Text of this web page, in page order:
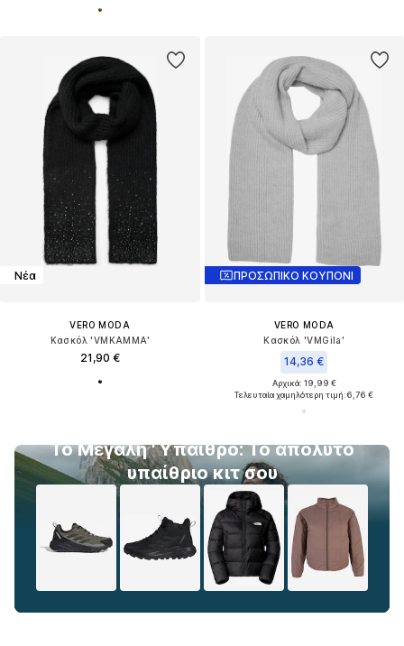
Νέα
VERO MODA
Κασκόλ 'VMKAMMA'
21,90 €
To Μεγάλη 'Ύπαιθρο: Το απόλυτο
υπαίθριο κιτ σου
ΠΡΟΣΩΠΙΚΟ ΚΟΥΠΟΝΙ
VERO MODA
Κασκόλ 'VMGila'
14,36 €
Αρχικά: 19,99 €
Τελευταία χαμηλότερη τιμή:6,76 €